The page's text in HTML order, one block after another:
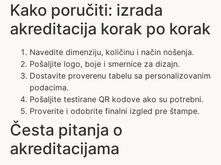
Kako poručiti: izrada
akreditacija korak po korak
Navedite dimenziju, količinu i način nošenja.
Pošaljite logo, boje i smernice za dizajn.
Dostavite proverenu tabelu sa personalizovanim
podacima.
Pošaljite testirane QR kodove ako su potrebni.
Proverite i odobrite finalni izgled pre štampe.
Česta pitanja o
akreditacijama